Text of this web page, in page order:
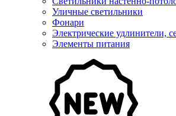
Уличные светильники
Фонари
Электрические удлинители,
Элементы питания